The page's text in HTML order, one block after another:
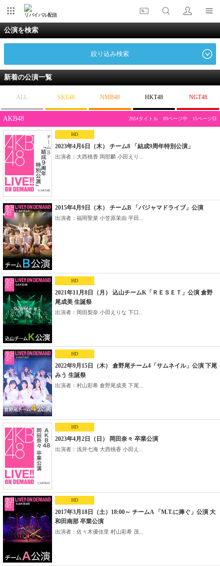
リバイバル配信
公演を検索
絞り込み検索
新着の公演一覧
ALL SKE48 NMB48 HKT48 NGT48
AKB48 2654タイトル 89ページ中 15ページ目
HD
2023年4月6日（木） チーム8 「結成9周年特別公演」
出演者：大西桃香 岡部麟 小田えり...
2015年4月9日（木） チームB 「パジャマドライブ」公演
出演者：福岡聖菜 小笠原茉由 平田...
HD
2021年11月8日（月） 込山チームK「ＲＥＳＥＴ」公演 倉野
尾成美 生誕祭
出演者：岡田梨奈 小田えりな 下口...
HD
2022年9月15日（木） 倉野尾チーム4「サムネイル」公演 下尾
みう 生誕祭
出演者：村山彩希 倉野尾成美 下尾...
HD
2023年4月2日（日） 岡田奈々 卒業公演
出演者：浅井七海 大西桃香 小田え...
HD
2017年3月18日（土）18:00～ チームA 「M.T.に捧ぐ」公演 大
和田南那 卒業公演
出演者：佐々木優佳里 村山彩希 茂...